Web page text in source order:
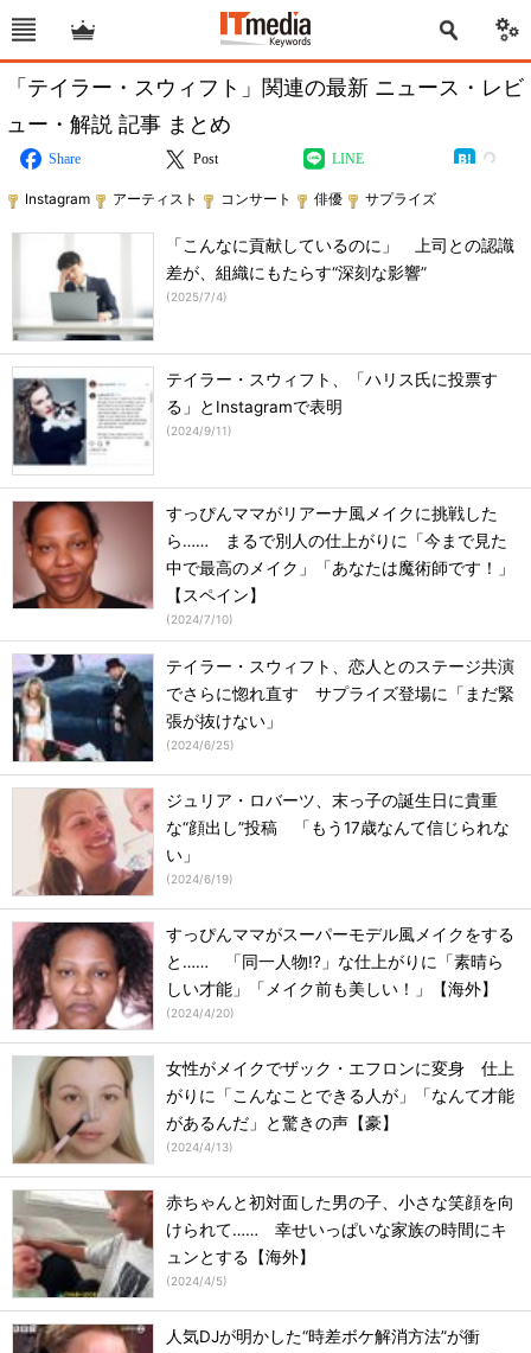
「テイラー・スウィフト」関連の最新 ニュース・レビ
ュー・解説 記事 まとめ
Share Post LINE
Instagram アーティスト コンサート 俳優 サプライズ
「こんなに貢献しているのに」 上司との認識
差が、組織にもたらす“深刻な影響”
(2025/7/4)
テイラー・スウィフト、「ハリス氏に投票す
る」とInstagramで表明
(2024/9/11)
すっぴんママがリアーナ風メイクに挑戦した
ら…… まるで別人の仕上がりに「今まで見た
中で最高のメイク」「あなたは魔術師です！」
【スペイン】
(2024/7/10)
テイラー・スウィフト、恋人とのステージ共演
でさらに惚れ直す サプライズ登場に「まだ緊
張が抜けない」
(2024/6/25)
ジュリア・ロバーツ、末っ子の誕生日に貴重
な“顔出し”投稿 「もう17歳なんて信じられな
い」
(2024/6/19)
すっぴんママがスーパーモデル風メイクをする
と…… 「同一人物!?」な仕上がりに「素晴ら
しい才能」「メイク前も美しい！」【海外】
(2024/4/20)
女性がメイクでザック・エフロンに変身 仕上
がりに「こんなことできる人が」「なんて才能
があるんだ」と驚きの声【豪】
(2024/4/13)
赤ちゃんと初対面した男の子、小さな笑顔を向
けられて…… 幸せいっぱいな家族の時間にキ
ュンとする【海外】
(2024/4/5)
人気DJが明かした“時差ボケ解消方法”が衝